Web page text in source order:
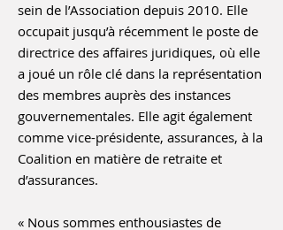
sein de l’Association depuis 2010. Elle
occupait jusqu’à récemment le poste de
directrice des affaires juridiques, où elle
a joué un rôle clé dans la représentation
des membres auprès des instances
gouvernementales. Elle agit également
comme vice-présidente, assurances, à la
Coalition en matière de retraite et
d’assurances.
« Nous sommes enthousiastes de